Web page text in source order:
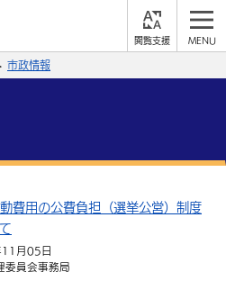
しい日本語
なをつける
青 白
の大きさ
市政情報
費用の公費負担（選挙公営）制度
月05日
委員会事務局